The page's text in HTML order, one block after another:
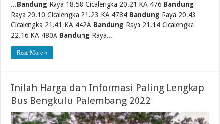
...Bandung Raya 18.58 Cicalengka 20.21 KA 476 Bandung
Raya 20.10 Cicalengka 21.23 KA 4784 Bandung Raya 20.43
Cicalengka 21.41 KA 442A Bandung Raya 21.14 Cicalengka
22.16 KA 480A Bandung Raya...
Read More »
Inilah Harga dan Informasi Paling Lengkap
Bus Bengkulu Palembang 2022